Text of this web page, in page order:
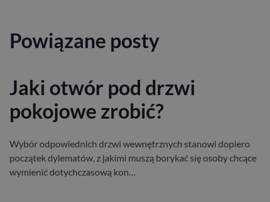
Powiązane posty
Jaki otwór pod drzwi
pokojowe zrobić?
Wybór odpowiednich drzwi wewnętrznych stanowi dopiero
początek dylematów, z jakimi muszą borykać się osoby chcące
wymienić dotychczasową kon…